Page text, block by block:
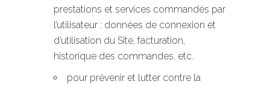
prestations et services commandés par
l’utilisateur : données de connexion et
d’utilisation du Site, facturation,
historique des commandes, etc.
pour prévenir et lutter contre la